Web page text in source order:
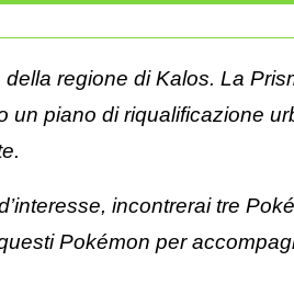
regione di Kalos. La
un piano di riqualificazione
incontrerai tre
Pokémon per